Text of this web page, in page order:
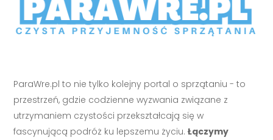
ParaWre.pl to nie tylko kolejny portal o sprzątaniu - to
przestrzeń, gdzie codzienne wyzwania związane z
utrzymaniem czystości przekształcają się w
fascynującą podróż ku lepszemu życiu.Łączymy